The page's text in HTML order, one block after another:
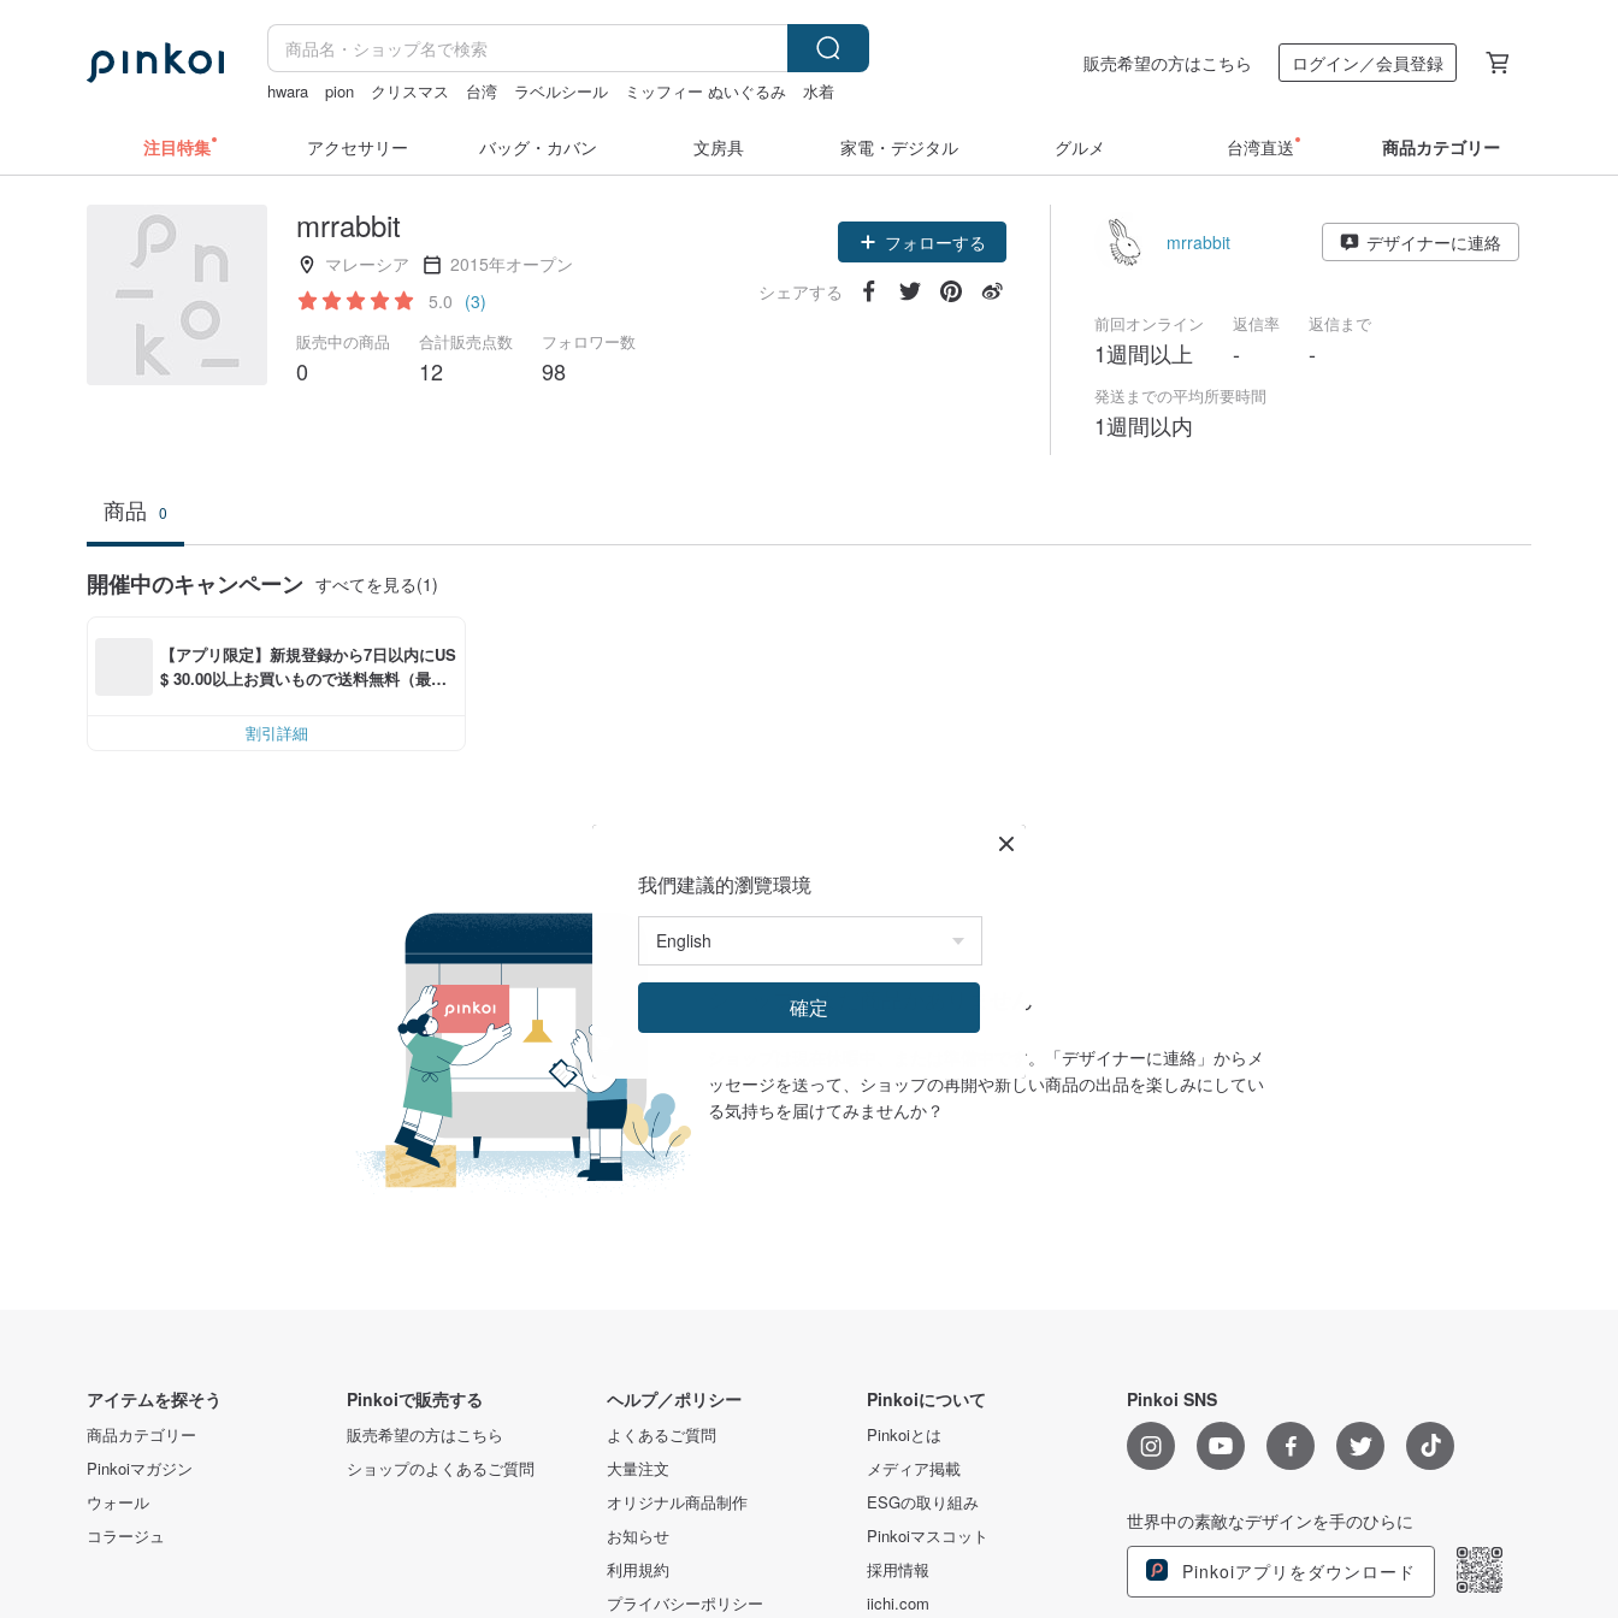
hwara pion クリスマス 台湾 ラベルシール ミッフィー ぬいぐるみ
水着
販売希望の方はこちら ログイン／会員登録
注目特集 アクセサリー バッグ・カバン 文房具 家電・デジタル グルメ 台湾直送 商品カテゴリー
mrrabbit
マレーシア
2015年オープン
5.0 (3)
販売中の商品
0
合計販売点数
12
フォロワー数
98
フォローする
シェアする
mrrabbit デザイナーに連絡
前回オンライン
1週間以上
返信率
-
返信まで
-
発送までの平均所要時間
1週間以内
商品 0
開催中のキャンペーン すべてを見る(1)
【アプリ限定】新規登録から7日以内にUS
$ 30.00以上お買いもので送料無料（最大U
割引詳細
ショップにまだ商品がありません
ショップは現在休暇中、または準備中です。「デザイナーに連絡」からメ
ッセージを送って、ショップの再開や新しい商品の出品を楽しみにしてい
る気持ちを届けてみませんか？
アイテムを探そう
商品カテゴリー
Pinkoiマガジン
ウォール
コラージュ
Pinkoiで販売する
販売希望の方はこちら
ショップのよくあるご質問
ヘルプ／ポリシー
よくあるご質問
大量注文
オリジナル商品制作
お知らせ
利用規約
プライバシーポリシー
Pinkoiについて
Pinkoiとは
メディア掲載
ESGの取り組み
Pinkoiマスコット
採用情報
iichi.com
Pinkoi SNS
世界中の素敵なデザインを手のひらに
Pinkoiアプリをダウンロード
我們建議的瀏覽環境
確定